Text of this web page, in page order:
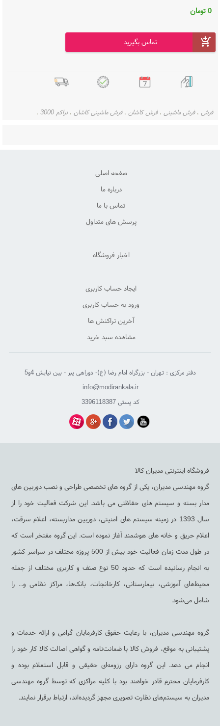
0تومان
فرش ،فرش ماشینی ،فرش کاشان ،فرش ماشینی کاشان ،تراکم 3000 ،
صفحه اصلی
درباره ما
تماس با ما
پرسش های متداول
اخبار فروشگاه
ایجاد حساب کاربری
ورود به حساب کاربری
آخرین تراکنش ها
مشاهده سبد خرید
دفتر مرکزی : تهران - بزرگراه امام رضا (ع)- دوراهی یبر - بین نیایش 4و5
info@modirankala.ir
کد پستی 3396118387
فروشگاه اینترنتی مدیران کالا
گروه مهندسی مدیران، یکی از گروه های تخصصی طراحی و نصب دوربین های
مدار بسته و سیستم های حفاظتی می باشد. این شرکت فعالیت خود را از
سال 1393 در زمینه سیستم های امنیتی، دوربین مداربسته، اعلام سرقت،
اعلام حریق و خانه های هوشمند آغاز نموده است. این گروه مفتخر است که
در طول مدت زمان فعالیت خود بیش از 500 پروژه مختلف در سراسر کشور
به انجام رسانیده است که حدود 50 نوع صنف و کاربری مختلف از جمله
محیط‌های آموزشی، بیمارستانی، کارخانجات، بانک‌ها، مراکز نظامی و... را
شامل می‌شود.
گروه مهندسی مدیران، با رعایت حقوق کارفرمایان گرامی و ارائه خدمات و
پشتیبانی به ‌موقع، فروش کالا با ضمانت‌نامه و گواهی اصالت کالا کار خود را
انجام می دهد. این گروه دارای رزومه‌ای حقیقی و قابل استعلام بوده و
کارفرمایان محترم قادر خواهند بود با کلیه مراکزی که توسط گروه مهندسی
مدیران به سیستم‌های نظارت تصویری مجهز گردیده‌اند، ارتباط برقرار نمایند.